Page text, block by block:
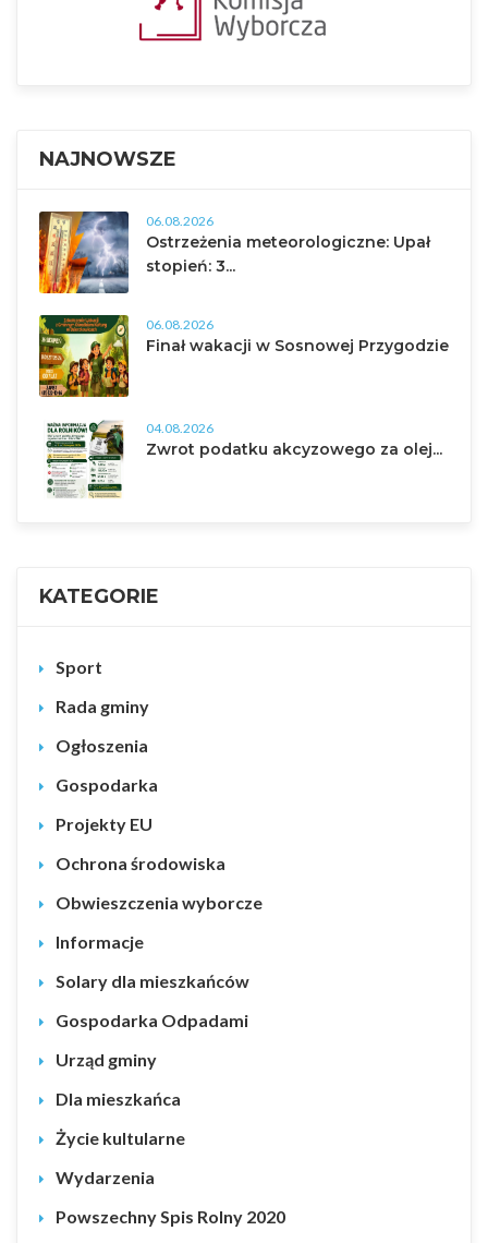
NAJNOWSZE
06.08.2026
Ostrzeżenia meteorologiczne: Upał
stopień: 3...
06.08.2026
Finał wakacji w Sosnowej Przygodzie
04.08.2026
Zwrot podatku akcyzowego za olej...
KATEGORIE
Sport
Rada gminy
Ogłoszenia
Gospodarka
Projekty EU
Ochrona środowiska
Obwieszczenia wyborcze
Informacje
Solary dla mieszkańców
Gospodarka Odpadami
Urząd gminy
Dla mieszkańca
Życie kultularne
Wydarzenia
Powszechny Spis Rolny 2020